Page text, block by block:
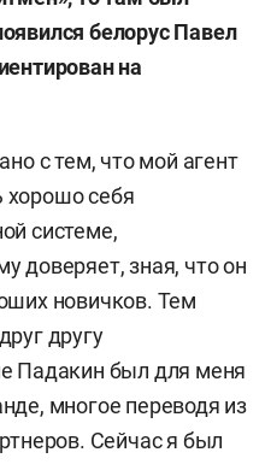
белорус Павел
на
с тем, что мой агент
себя
системе,
доверяет, зная, что он
новичков. Тем
другу
Падакин был для меня
многое переводя из
Сейчас я был